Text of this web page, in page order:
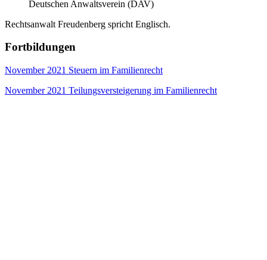
Deutschen Anwaltsverein (DAV)
Rechtsanwalt Freudenberg spricht Englisch.
Fortbildungen
November 2021 Steuern im Familienrecht
November 2021 Teilungsversteigerung im Familienrecht